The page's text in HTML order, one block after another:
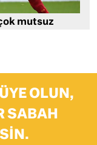
mutsuz
OLUN,
SABAH